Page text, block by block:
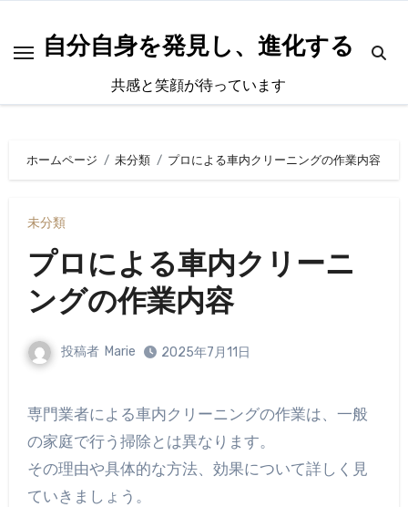
自分自身を発見し、進化する
共感と笑顔が待っています
ホームページ 未分類 プロによる車内クリーニングの作業内容
未分類
プロによる車内クリーニ
ングの作業内容
投稿者 Marie 2025年7月11日
専門業者による車内クリーニングの作業は、一般
の家庭で行う掃除とは異なります。
その理由や具体的な方法、効果について詳しく見
ていきましょう。